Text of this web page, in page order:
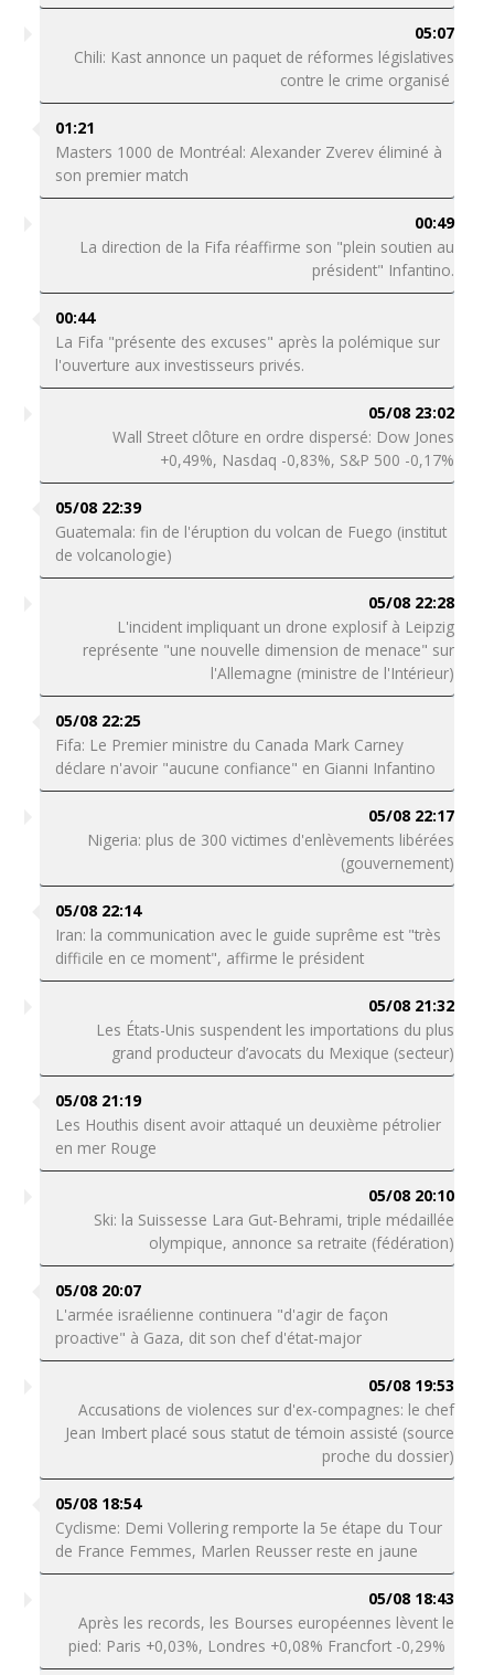
05:07
Chili: Kast annonce un paquet de réformes législatives
contre le crime organisé
01:21
Masters 1000 de Montréal: Alexander Zverev éliminé à
son premier match
00:49
La direction de la Fifa réaffirme son "plein soutien au
président" Infantino.
00:44
La Fifa "présente des excuses" après la polémique sur
l'ouverture aux investisseurs privés.
05/08 23:02
Wall Street clôture en ordre dispersé: Dow Jones
+0,49%, Nasdaq -0,83%, S&P 500 -0,17%
05/08 22:39
Guatemala: fin de l'éruption du volcan de Fuego (institut
de volcanologie)
05/08 22:28
L'incident impliquant un drone explosif à Leipzig
représente "une nouvelle dimension de menace" sur
l'Allemagne (ministre de l'Intérieur)
05/08 22:25
Fifa: Le Premier ministre du Canada Mark Carney
déclare n'avoir "aucune confiance" en Gianni Infantino
05/08 22:17
Nigeria: plus de 300 victimes d'enlèvements libérées
(gouvernement)
05/08 22:14
Iran: la communication avec le guide suprême est "très
difficile en ce moment", affirme le président
05/08 21:32
Les États-Unis suspendent les importations du plus
grand producteur d’avocats du Mexique (secteur)
05/08 21:19
Les Houthis disent avoir attaqué un deuxième pétrolier
en mer Rouge
05/08 20:10
Ski: la Suissesse Lara Gut-Behrami, triple médaillée
olympique, annonce sa retraite (fédération)
05/08 20:07
L'armée israélienne continuera "d'agir de façon
proactive" à Gaza, dit son chef d'état-major
05/08 19:53
Accusations de violences sur d'ex-compagnes: le chef
Jean Imbert placé sous statut de témoin assisté (source
proche du dossier)
05/08 18:54
Cyclisme: Demi Vollering remporte la 5e étape du Tour
de France Femmes, Marlen Reusser reste en jaune
05/08 18:43
Après les records, les Bourses européennes lèvent le
pied: Paris +0,03%, Londres +0,08% Francfort -0,29%